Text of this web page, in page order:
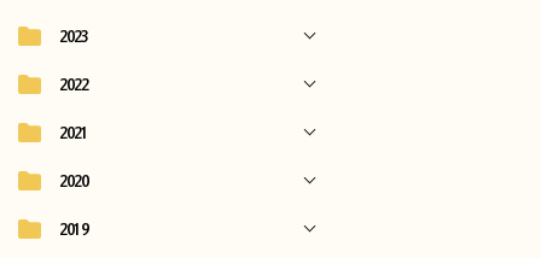
2023
2022
2021
2020
2019